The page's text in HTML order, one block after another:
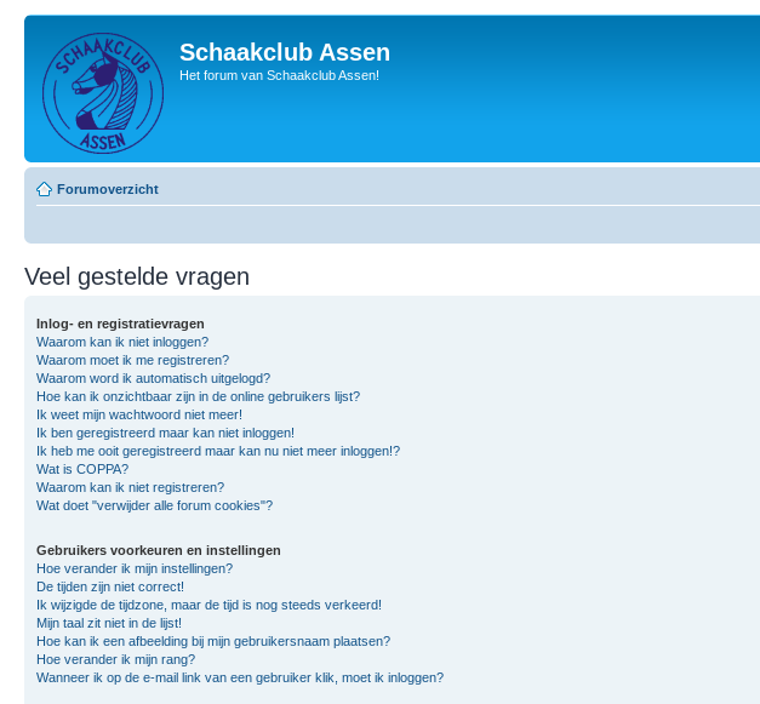
Schaakclub Assen
Het forum van Schaakclub Assen!
Forumoverzicht
Veel gestelde vragen
Inlog- en registratievragen
Waarom kan ik niet inloggen?
Waarom moet ik me registreren?
Waarom word ik automatisch uitgelogd?
Hoe kan ik onzichtbaar zijn in de online gebruikers lijst?
Ik weet mijn wachtwoord niet meer!
Ik ben geregistreerd maar kan niet inloggen!
Ik heb me ooit geregistreerd maar kan nu niet meer inloggen!?
Wat is COPPA?
Waarom kan ik niet registreren?
Wat doet "verwijder alle forum cookies"?
Gebruikers voorkeuren en instellingen
Hoe verander ik mijn instellingen?
De tijden zijn niet correct!
Ik wijzigde de tijdzone, maar de tijd is nog steeds verkeerd!
Mijn taal zit niet in de lijst!
Hoe kan ik een afbeelding bij mijn gebruikersnaam plaatsen?
Hoe verander ik mijn rang?
Wanneer ik op de e-mail link van een gebruiker klik, moet ik inloggen?